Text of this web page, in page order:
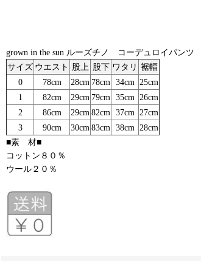
grown in the sun ルーズチノ コーデュロイパンツ
サイズ ウエスト 股上 股下 ワタリ 裾幅
0
78cm 28cm 78cm 34cm
25cm
1
82cm 29cm 79cm 35cm
26cm
2
86cm 29cm 82cm 37cm
27cm
3
90cm 30cm 83cm 38cm
28cm
■素 材■
コットン８０％
ウール２０％